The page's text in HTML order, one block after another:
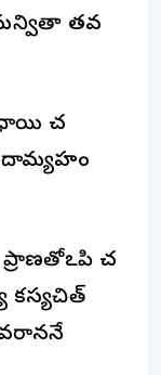
తవ
చ
ప్రాణతోఽపి చ
కస్యచిత్